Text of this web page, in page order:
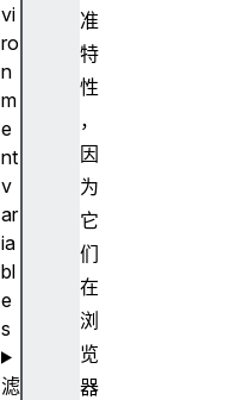
准
特
性
，
因
为
它
们
在
浏
览
器
vi
ro
n
m
e
nt
v
ar
ia
bl
e
s
滤